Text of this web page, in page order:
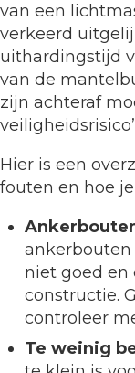
van een
verkeerd
uithardingstijd
van de
zijn achteraf
Hier is een
fouten en hoe
ankerbouten
niet goed en
constructie.
controleer
Te weinig